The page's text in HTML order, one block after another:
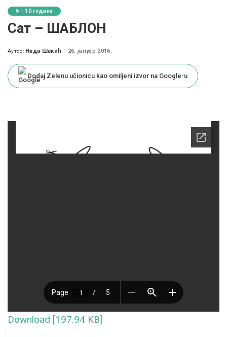
6 - 10 година
Сат – ШАБЛОН
Posted
Аутор: Нада Шакић 26. јануар 2016.
Dodaj Zelenu učionicu kao omiljeni izvor na Google-u
Download [197.94 KB]